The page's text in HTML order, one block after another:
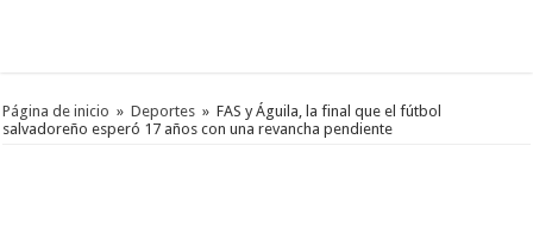
Página de inicio » Deportes » FAS y Águila, la final que el fútbol
salvadoreño esperó 17 años con una revancha pendiente